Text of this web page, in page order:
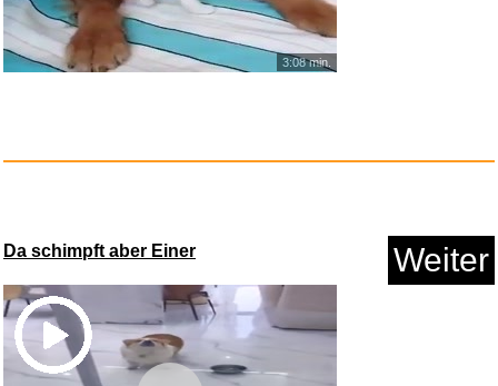
KINO Geschenkgutschein -
f&uum...
3:08 min.
Da schimpft aber Einer Weiter